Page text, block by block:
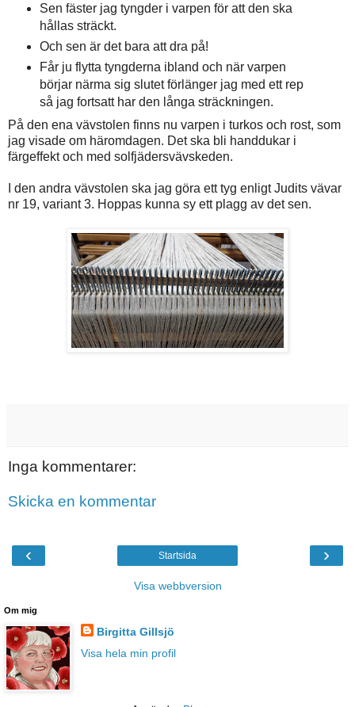
Sen fäster jag tyngder i varpen för att den ska
hållas sträckt.
Och sen är det bara att dra på!
Får ju flytta tyngderna ibland och när varpen
börjar närma sig slutet förlänger jag med ett rep
så jag fortsatt har den långa sträckningen.
På den ena vävstolen finns nu varpen i turkos och rost, som
jag visade om häromdagen. Det ska bli handdukar i
färgeffekt och med solfjädersvävskeden.
I den andra vävstolen ska jag göra ett tyg enligt Judits vävar
nr 19, variant 3. Hoppas kunna sy ett plagg av det sen.
Inga kommentarer:
Skicka en kommentar
‹ ›
Startsida
Visa webbversion
Om mig
Birgitta Gillsjö
Visa hela min profil